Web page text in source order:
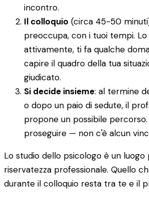
incontro.
Il colloquio (circa 45-50
preoccupa, con i tuoi tempi.
attivamente, ti fa qualche
capire il quadro della tua
giudicato.
Si decide insieme: al termine
o dopo un paio di sedute, il
propone un possibile
proseguire — non c'è alcun
Lo studio dello psicologo è un
riservatezza professionale. Quello
durante il colloquio resta tra te e il